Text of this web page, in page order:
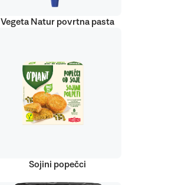
Vegeta Natur povrtna pasta
Sojini popečci